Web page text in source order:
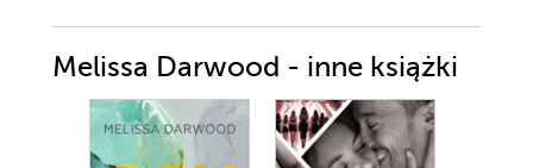
WIOSNA
LATO
JESIEŃ
ZIMA
Melissa Darwood - inne książki